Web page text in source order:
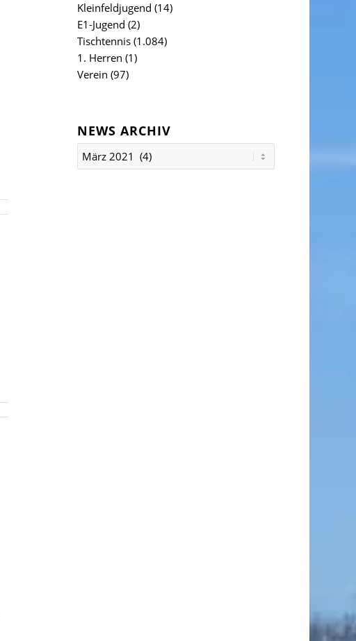
Kleinfeldjugend (14)
E1-Jugend (2)
Tischtennis(1.084)
1. Herren (1)
Verein (97)
NEWS ARCHIV